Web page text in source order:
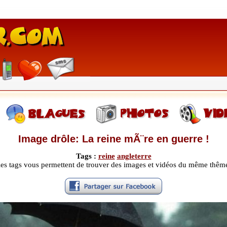
Image drôle: La reine mÃ¨re en guerre !
Tags : reine angleterre
tags vous permettent de trouver des images et vidéos du même